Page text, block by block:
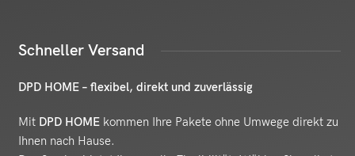
Schneller Versand
DPD HOME – flexibel, direkt und zuverlässig
Mit DPD HOME kommen Ihre Pakete ohne Umwege direkt zu
Ihnen nach Hause.